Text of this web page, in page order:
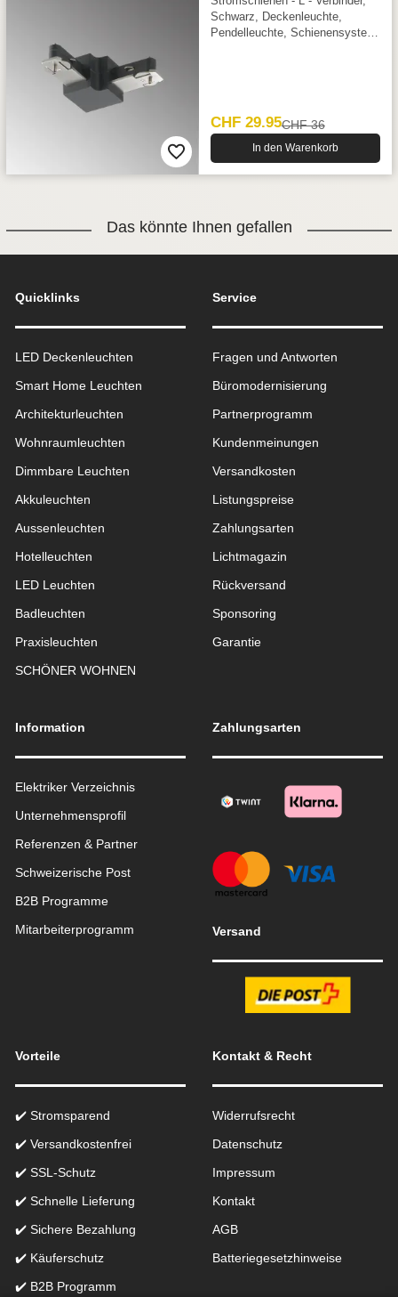
Schwarz, Deckenleuchte,
Pendelleuchte, Schienensystem,
CHF 29.95CHF 36
In den Warenkorb
Das könnte Ihnen gefallen
Quicklinks
LED Deckenleuchten
Smart Home Leuchten
Architekturleuchten
Wohnraum­leuchten
Dimmbare Leuchten
Akkuleuchten
Aussen­leuchten
Hotelleuchten
LED Leuchten
Badleuchten
Praxisleuchten
SCHÖNER WOHNEN
Service
Fragen und Antworten
Büromodernisierung
Partnerprogramm
Kundenmeinungen
Versandkosten
Listungspreise
Zahlungsarten
Lichtmagazin
Rückversand
Sponsoring
Garantie
Information
Elektriker Verzeichnis
Unternehmensprofil
Referenzen & Partner
Schweizerische Post
B2B Programme
Mitarbeiterprogramm
Zahlungsarten
Versand
Vorteile
✔️ Stromsparend
✔️ Versandkostenfrei
✔️ SSL-Schutz
✔️ Schnelle Lieferung
✔️ Sichere Bezahlung
✔️ Käuferschutz
✔️ B2B Programm
Kontakt & Recht
Widerrufsrecht
Datenschutz
Impressum
Kontakt
AGB
Batteriegesetzhinweise